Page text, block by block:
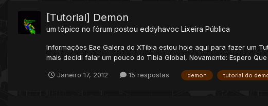
[Tutorial] Demon
um tópico no fórum postou eddyhavoc Lixeira Pública
Informações Eae Galera do XTibia estou hoje aqui para fazer um
mais decidi falar um pouco do Tibia Global, Novamente: Espero Que
Janeiro 17, 2012 15 respostas demon tutorial do